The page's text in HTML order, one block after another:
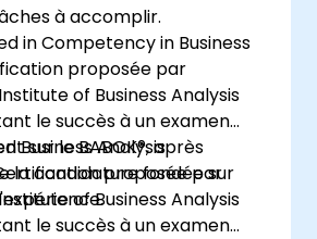
à accomplir.
in Competency in Business
proposée par
of Business Analysis
le succès à un examen
sur le BABOK®, après
la candidature fondée sur
Business Analysis
proposée par
of Business Analysis
le succès à un examen